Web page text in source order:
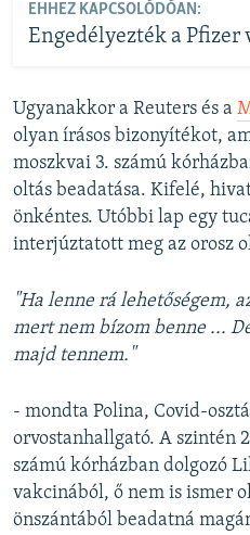
EHHEZ KAPCSOLÓDÓAN:
Engedélyezték a
Ugyanakkor a Reuters és a
olyan írásos bizonyítékot,
moszkvai 3. számú
oltás beadatása. Kifelé,
önkéntes. Utóbbi lap egy
interjúztatott meg az orosz
"Ha lenne rá lehetőségem,
mert nem bízom benne ...
majd tennem."
- mondta Polina, Covid-
orvostanhallgató. A szintén
számú kórházban dolgozó
vakcinából, ő nem is ismer
önszántából beadatná